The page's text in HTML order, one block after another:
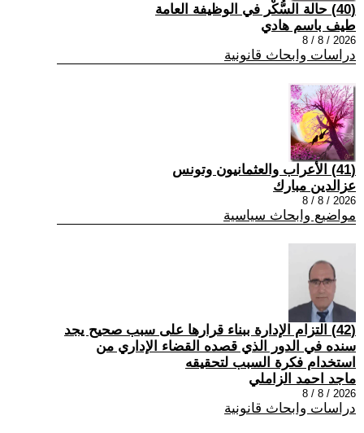
(40) حالة السُّكْر في الوظيفة العامة
طيف باسم هادي
2026 / 8 / 8
دراسات وابحاث قانونية
(41) الأعراب والعثمانيون وتونس
عزالدين مبارك
2026 / 8 / 8
مواضيع وابحاث سياسية
(42) التزام الإدارة ببناء قرارها على سبب صحیح یجد
سنده في الدور الذي قصده القضاء الإداري من
استخدام فكرة السبب لتحقیقه
ماجد احمد الزاملي
2026 / 8 / 8
دراسات وابحاث قانونية